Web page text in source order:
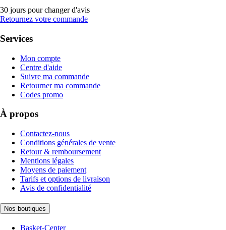
30 jours pour changer d'avis
Retournez votre commande
Services
Mon compte
Centre d'aide
Suivre ma commande
Retourner ma commande
Codes promo
À propos
Contactez-nous
Conditions générales de vente
Retour & remboursement
Mentions légales
Moyens de paiement
Tarifs et options de livraison
Avis de confidentialité
Nos boutiques
Basket-Center